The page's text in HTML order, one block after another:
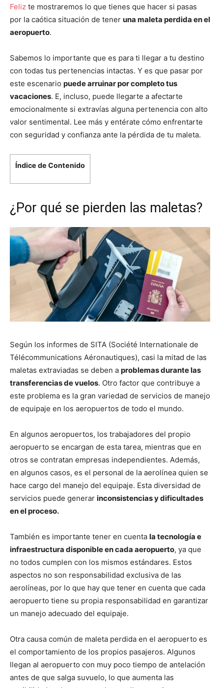
Feliz te mostraremos lo que tienes que hacer si pasas
por la caótica situación de tener una maleta perdida en el
aeropuerto.
Sabemos lo importante que es para ti llegar a tu destino
con todas tus pertenencias intactas. Y es que pasar por
este escenario puede arruinar por completo tus
vacaciones. E, incluso, puede llegarte a afectarte
emocionalmente si extravías alguna pertenencia con alto
valor sentimental. Lee más y entérate cómo enfrentarte
con seguridad y confianza ante la pérdida de tu maleta.
Índice de Contenido
¿Por qué se pierden las maletas?
Según los informes de SITA (Société Internationale de
Télécommunications Aéronautiques), casi la mitad de las
maletas extraviadas se deben a problemas durante las
transferencias de vuelos. Otro factor que contribuye a
este problema es la gran variedad de servicios de manejo
de equipaje en los aeropuertos de todo el mundo.
En algunos aeropuertos, los trabajadores del propio
aeropuerto se encargan de esta tarea, mientras que en
otros se contratan empresas independientes. Además,
en algunos casos, es el personal de la aerolínea quien se
hace cargo del manejo del equipaje. Esta diversidad de
servicios puede generar inconsistencias y dificultades
en el proceso.
También es importante tener en cuenta la tecnología e
infraestructura disponible en cada aeropuerto, ya que
no todos cumplen con los mismos estándares. Estos
aspectos no son responsabilidad exclusiva de las
aerolíneas, por lo que hay que tener en cuenta que cada
aeropuerto tiene su propia responsabilidad en garantizar
un manejo adecuado del equipaje.
Otra causa común de maleta perdida en el aeropuerto es
el comportamiento de los propios pasajeros. Algunos
llegan al aeropuerto con muy poco tiempo de antelación
antes de que salga suvuelo, lo que aumenta las